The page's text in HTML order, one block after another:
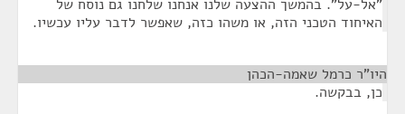
"אל-על". בהמשך ההצעה שלנו אנחנו שלחנו גם נוסח של
האיחוד הטכני הזה, או משהו כזה, שאפשר לדבר עליו עכשיו.
היו"ר כרמל שאמה-הכהן
כן, בבקשה.